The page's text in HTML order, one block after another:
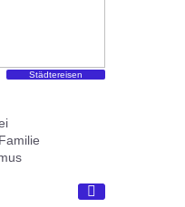
Städtereisen